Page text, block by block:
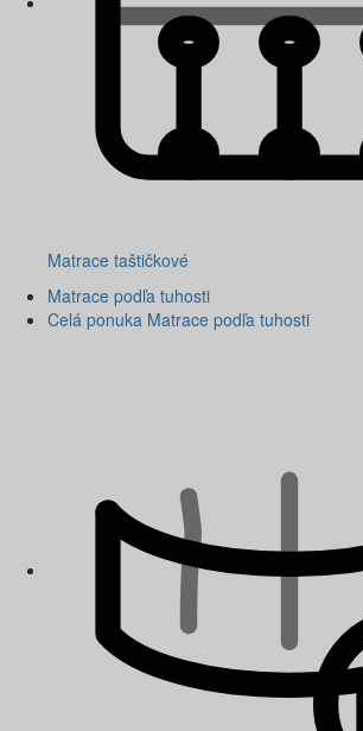
Matrace taštičkové
Matrace podľa tuhosti
Celá ponuka Matrace podľa tuhosti